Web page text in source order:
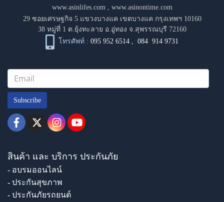
www.asinlifes.com, www.asinontime.com
29 ซอยเศรษฐกิจ 5 แขวงบางแค เขตบางแค กรุงเทพฯ 10160
38 หมู่ที่ 1 ต.ยุ้งทะลาย อ.อู่ทอง จ.สุพรรณบุรี 72160
โทรศัพท์ : 095 952 6514 ,084 914 9731
Subscribe
สินค้า และ บริการ ประกันภัย
- อบรมออนไลน์
- ประกันสุขภาพ
- ประกันภัยรถยนต์